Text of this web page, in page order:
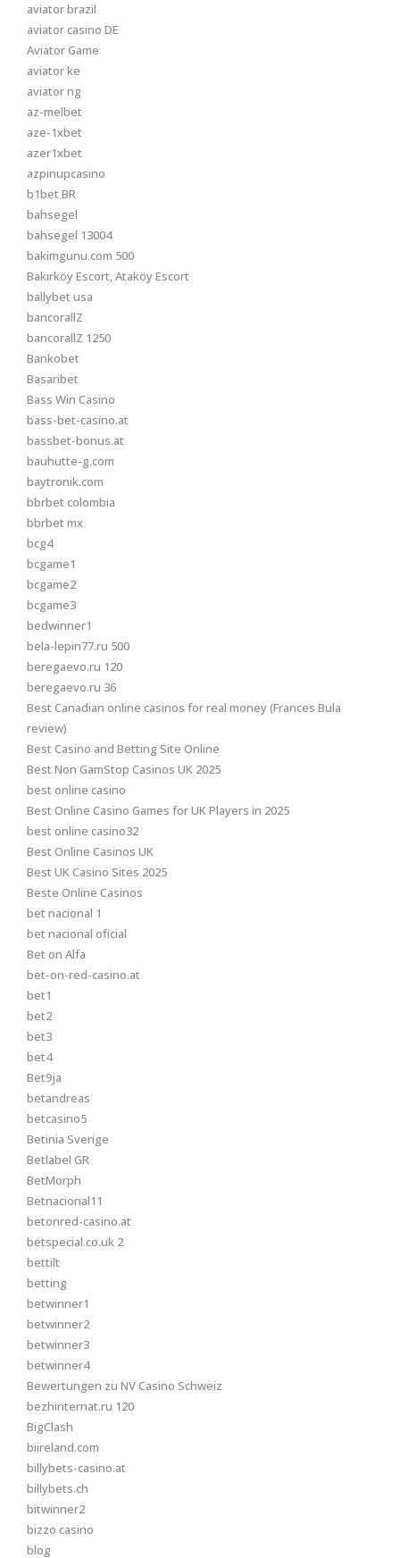
aviator brazil
aviator casino DE
Aviator Game
aviator ke
aviator ng
az-melbet
aze-1xbet
azer1xbet
azpinupcasino
b1bet BR
bahsegel
bahsegel 13004
bakimgunu.com 500
Bakırköy Escort, Ataköy Escort
ballybet usa
bancorallZ
bancorallZ 1250
Bankobet
Basaribet
Bass Win Casino
bass-bet-casino.at
bassbet-bonus.at
bauhutte-g.com
baytronik.com
bbrbet colombia
bbrbet mx
bcg4
bcgame1
bcgame2
bcgame3
bedwinner1
bela-lepin77.ru 500
beregaevo.ru 120
beregaevo.ru 36
Best Canadian online casinos for real money (Frances Bula
review)
Best Casino and Betting Site Online
Best Non GamStop Casinos UK 2025
best online casino
Best Online Casino Games for UK Players in 2025
best online casino32
Best Online Casinos UK
Best UK Casino Sites 2025
Beste Online Casinos
bet nacional 1
bet nacional oficial
Bet on Alfa
bet-on-red-casino.at
bet1
bet2
bet3
bet4
Bet9ja
betandreas
betcasino5
Betinia Sverige
Betlabel GR
BetMorph
Betnacional11
betonred-casino.at
betspecial.co.uk 2
bettilt
betting
betwinner1
betwinner2
betwinner3
betwinner4
Bewertungen zu NV Casino Schweiz
bezhinternat.ru 120
BigClash
biireland.com
billybets-casino.at
billybets.ch
bitwinner2
bizzo casino
blog